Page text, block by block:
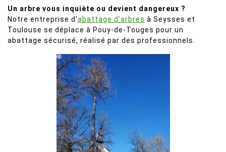
Un arbre vous inquiète ou devient dangereux ?
Notre entreprise d'abattage d’arbres à Seysses et
Toulouse se déplace à Pouy-de-Touges pour un
abattage sécurisé, réalisé par des professionnels.